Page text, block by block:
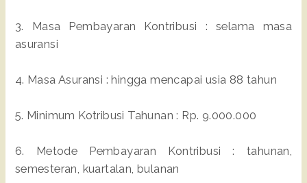
3. Masa Pembayaran Kontribusi : selama masa
asuransi
4. Masa Asuransi : hingga mencapai usia 88 tahun
5. Minimum Kotribusi Tahunan : Rp. 9.000.000
6. Metode Pembayaran Kontribusi : tahunan,
semesteran, kuartalan, bulanan